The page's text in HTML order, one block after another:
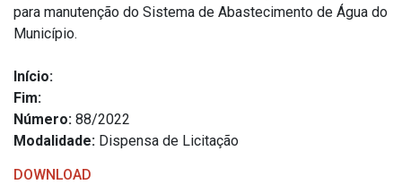
Administração
Agricultura e Meio Ambiente
para manutenção do Sistema de Abastecimento de Água do
Município.
Início:
Fim:
Número: 88/2022
Modalidade: Dispensa de Licitação
DOWNLOAD